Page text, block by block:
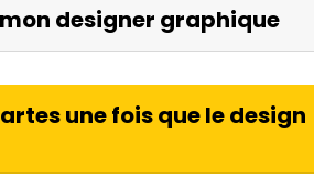
designer graphique
une fois que le design